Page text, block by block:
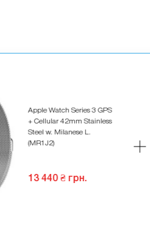
Apple Watch Series 3 GPS
+ Cellular 42mm Stainless
Steel w. Milanese L.
(MR1J2)
13 440 ₴ грн.